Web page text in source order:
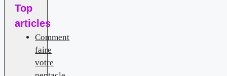
Top
articles
Comment
faire
votre